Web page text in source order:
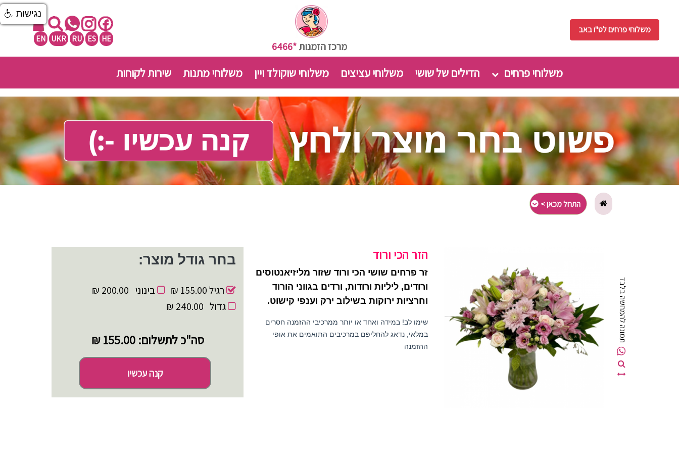
משלוחי פרחים לט"ו באב
מרכז הזמנות*6466
EN UKR RU ES HE
משלוחי פרחים הדילים של שושי משלוחי עציצים משלוחי שוקולד ויין משלוחי מתנות שירות לקוחות
התחל מכאן >
תמונה להמחשה בלבד
בחר גודל מוצר:
רגיל155.00 ₪ בינוני 200.00 ₪
גדול 240.00 ₪
סה"כ לתשלום:155.00 ₪
קנה עכשיו
הזר הכי ורוד
זר פרחים שושי הכי ורוד שזור מליזיאנטוסים
ורודים, ליליות ורודות, ורדים בגווני הורוד
וחרציות ירוקות בשילוב ירק וענפי קישוט.
שימו לב! במידה ואחד או יותר ממרכיבי ההזמנה חסרים
במלאי, נדאג להחליפם במרכיבים התואמים את אופי
ההזמנה
נגישות